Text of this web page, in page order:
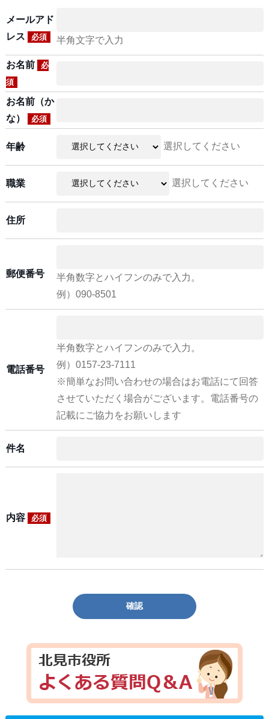
メールアド
レス
必須 半角文字で入力
お名前
必
須
お名前（か
な）
必須
年齢 選択してください
職業 選択してください
住所
郵便番号
半角数字とハイフンのみで入力。
例）090-8501
電話番号
半角数字とハイフンのみで入力。
例）0157-23-7111
※簡単なお問い合わせの場合はお電話にて回答
させていただく場合がございます。電話番号の
記載にご協力をお願いします
件名
内容 必須
確認